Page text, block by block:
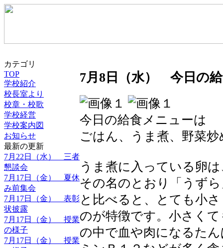
カテゴリ
TOP
学校紹介
校長室より
校章・校歌
学校経営
学校案内図
お知らせ
最新の更新
7月22日（水） 三者
懇談会
7月17日（金） 夏休
み前集会
7月17日（金） 表彰
状披露
7月17日（金） 授業
の様子
7月17日（金） 授業
7月8日（水） 今日の
今日の給食メニューは
ごはん、うま煮、野菜
うま煮に入っている卵
その名のとおり「うず
と比べると、とても小
のが特徴です。小さく
の中で血や肉になるた